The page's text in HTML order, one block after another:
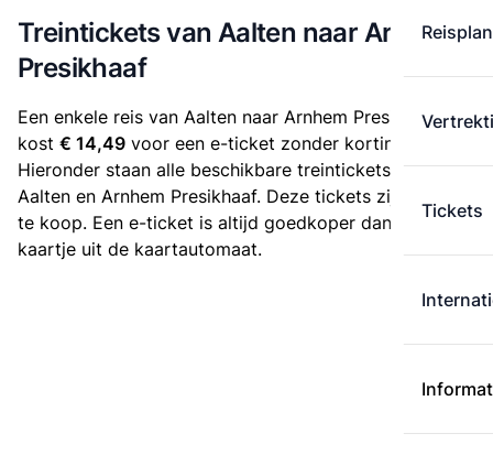
Tickets
Treintickets van Aalten naar Arnhem
Presikhaaf
Een enkele reis van Aalten naar Arnhem Presikhaaf
kost € 14,49 voor een e-ticket zonder korting.
Hieronder staan alle beschikbare treintickets tussen
Aalten en Arnhem Presikhaaf. Deze tickets zijn online
te koop. Een e-ticket is altijd goedkoper dan een
kaartje uit de kaartautomaat.